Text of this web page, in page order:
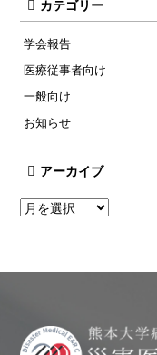
カテゴリー
学会報告
医療従事者向け
一般向け
お知らせ
アーカイブ